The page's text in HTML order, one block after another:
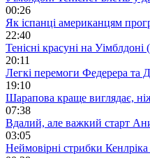
00:26
Як іспанці американцям
22:40
Тенісні красуні на
20:11
Легкі перемоги Федерера
19:10
Шарапова краще виглядає,
07:38
Вдалий, але важкий старт
03:05
Неймовірні стрибки